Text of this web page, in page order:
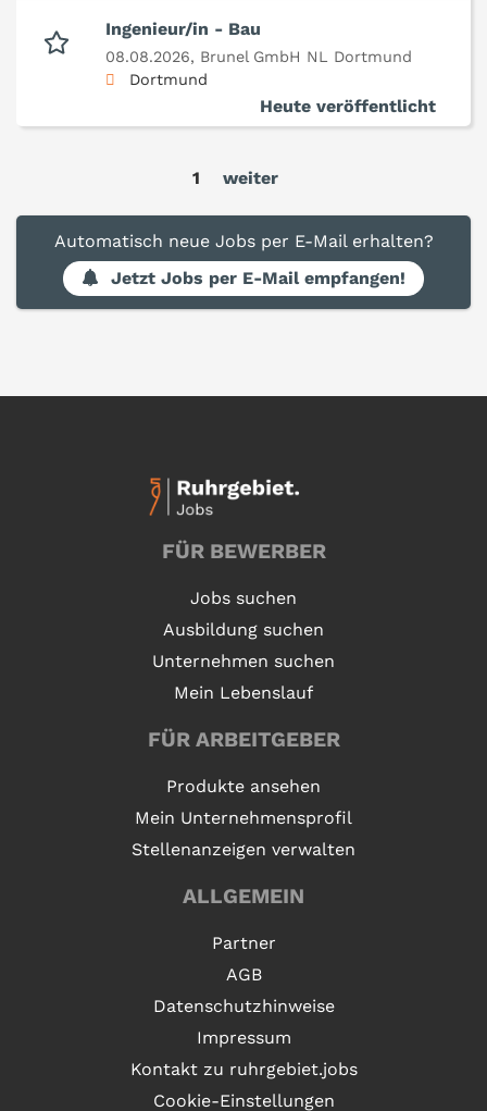
Ingenieur/in - Bau
08.08.2026, Brunel GmbH NL Dortmund
Dortmund
Heute veröffentlicht
1 weiter
Automatisch neue Jobs per E-Mail erhalten?
Jetzt Jobs per E-Mail empfangen!
FÜR BEWERBER
Jobs suchen
Ausbildung suchen
Unternehmen suchen
Mein Lebenslauf
FÜR ARBEITGEBER
Produkte ansehen
Mein Unternehmensprofil
Stellenanzeigen verwalten
ALLGEMEIN
Partner
AGB
Datenschutzhinweise
Impressum
Kontakt zu ruhrgebiet.jobs
Cookie-Einstellungen